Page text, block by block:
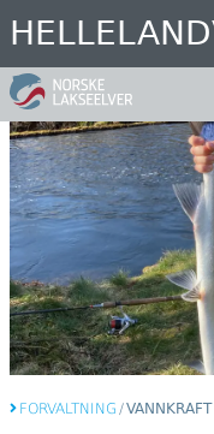
Hopp
til
hovedinnhold
FORVALTNING /VANNKRAFT